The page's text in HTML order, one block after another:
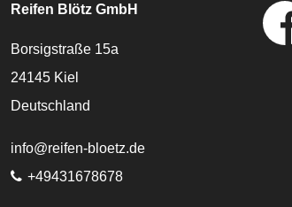
Reifen Blötz GmbH
Borsigstraße 15a
24145 Kiel
Deutschland
E-Mail:
info@reifen-bloetz.de
Telefon:
+49431678678